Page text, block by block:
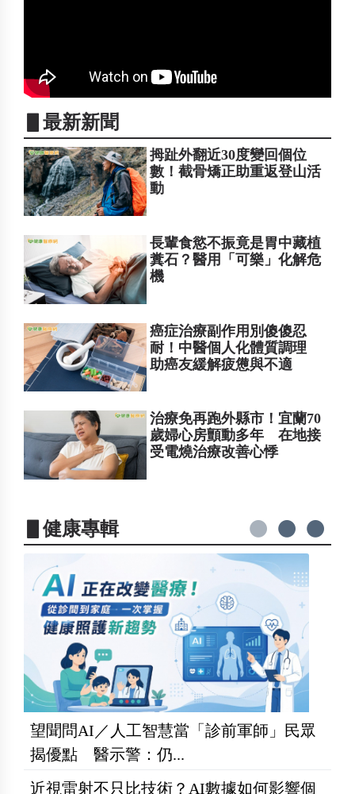
▋最新新聞
拇趾外翻近30度變回個位
數！截骨矯正助重返登山活
動
長輩食慾不振竟是胃中藏植
糞石？醫用「可樂」化解危
機
癌症治療副作用別傻傻忍
耐！中醫個人化體質調理
助癌友緩解疲憊與不適
治療免再跑外縣市！宜蘭70
歲婦心房顫動多年 在地接
受電燒治療改善心悸
▋健康專輯
望聞問AI／人工智慧當「診前軍師」民眾
揭優點 醫示警：仍...
近視雷射不只比技術？AI數據如何影響個